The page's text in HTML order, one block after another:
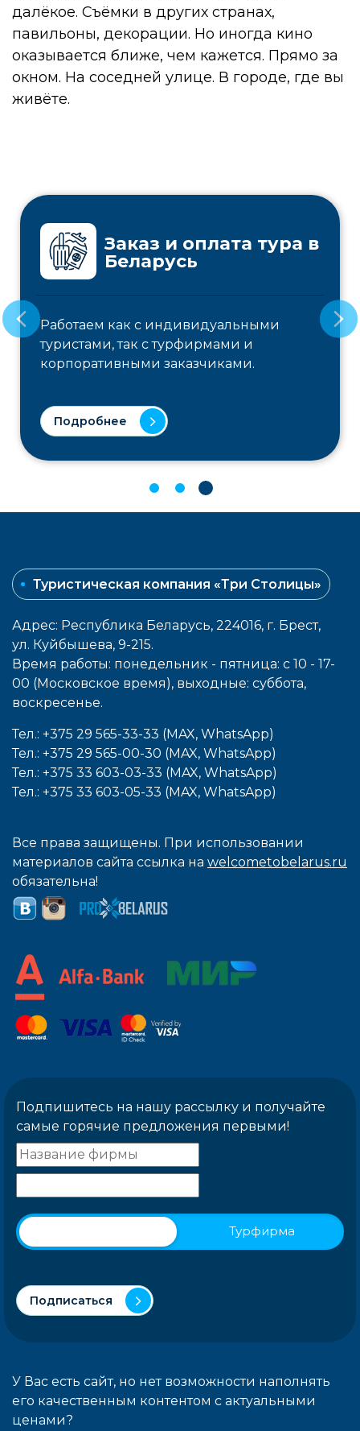
далёкое. Съёмки в других странах,
павильоны, декорации. Но иногда кино
оказывается ближе, чем кажется. Прямо за
окном. На соседней улице. В городе, где вы
живёте.
Заказ и оплата тура в
Беларусь
Работаем как с индивидуальными
туристами, так с турфирмами и
корпоративными заказчиками.
Подробнее
Туристическая компания «Три Столицы»
Адрес: Республика Беларусь, 224016, г. Брест,
ул. Куйбышева, 9-215.
Время работы: понедельник - пятница: с 10 - 17-
00 (Московское время), выходные: cуббота,
воcкресенье.
Тел.: +375 29 565-33-33 (MAX, WhatsApp)
Тел.: +375 29 565-00-30 (MAX, WhatsApp)
Тел.: +375 33 603-03-33 (MAX, WhatsApp)
Тел.: +375 33 603-05-33 (MAX, WhatsApp)
Все права защищены. При использовании
материалов сайта ссылка на welcometobelarus.ru
обязательна!
Подпишитесь на нашу рассылку и получайте
самые горячие предложения первыми!
Турфирма
Подписаться
У Вас есть сайт, но нет возможности наполнять
его качественным контентом с актуальными
ценами?